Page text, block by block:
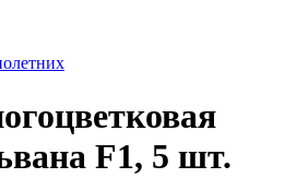
F1, 5 шт.